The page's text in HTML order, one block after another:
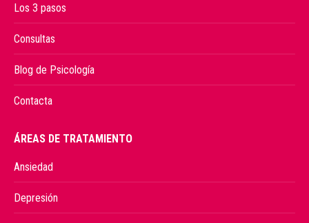
Los 3 pasos
Consultas
Blog de Psicología
Contacta
ÁREAS DE TRATAMIENTO
Ansiedad
Depresión